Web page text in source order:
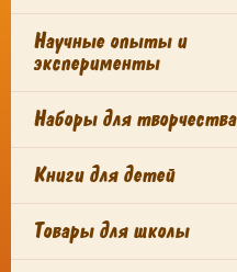
Научные опыты и
эксперименты
Наборы для творчества
Книги для детей
Товары для школы